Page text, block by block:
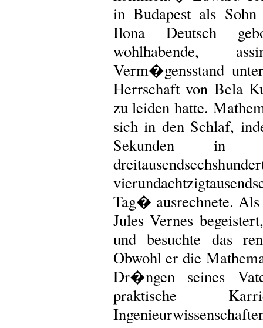
in Budapest als
Ilona Deutsch
wohlhabende,
Verm�gensstand
Herrschaft von Bela
zu leiden hatte.
sich in den Schlaf,
Sekunden in
Tag� ausrechnete.
Jules Vernes
und besuchte das
Obwohl er die
Dr�ngen seines
praktische